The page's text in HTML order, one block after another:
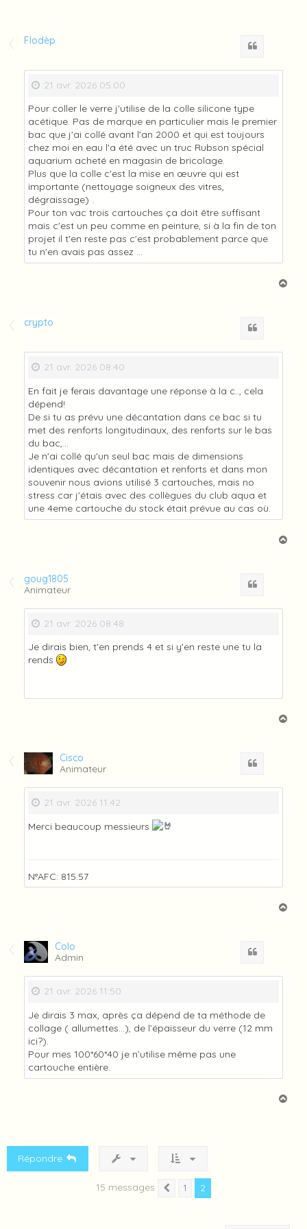
Flodèp
21 avr. 2026 05:00
Pour coller le verre j'utilise de la colle silicone type
acétique. Pas de marque en particulier mais le premier
bac que j'ai collé avant l'an 2000 et qui est toujours
chez moi en eau l'a été avec un truc Rubson spécial
aquarium acheté en magasin de bricolage.
Plus que la colle c'est la mise en œuvre qui est
importante (nettoyage soigneux des vitres,
dégraissage) .
Pour ton vac trois cartouches ça doit être suffisant
mais c'est un peu comme en peinture, si à la fin de ton
projet il t'en reste pas c'est probablement parce que
tu n'en avais pas assez ...
crypto
21 avr. 2026 08:40
En fait je ferais davantage une réponse à la c.., cela
dépend!
De si tu as prévu une décantation dans ce bac si tu
met des renforts longitudinaux, des renforts sur le bas
du bac,...
Je n'ai collé qu'un seul bac mais de dimensions
identiques avec décantation et renforts et dans mon
souvenir nous avions utilisé 3 cartouches, mais no
stress car j'étais avec des collègues du club aqua et
une 4eme cartouche du stock était prévue au cas où.
goug1805
Animateur
21 avr. 2026 08:48
Je dirais bien, t'en prends 4 et si y'en reste une tu la
rends
Cisco
Animateur
21 avr. 2026 11:42
Merci beaucoup messieurs
N°AFC: 815.57
Colo
Admin
21 avr. 2026 11:50
Je dirais 3 max, après ça dépend de ta méthode de
collage ( allumettes…), de l’épaisseur du verre (12 mm
ici?).
Pour mes 100*60*40 je n’utilise même pas une
cartouche entière.
Répondre
15 messages Précédente
1 2